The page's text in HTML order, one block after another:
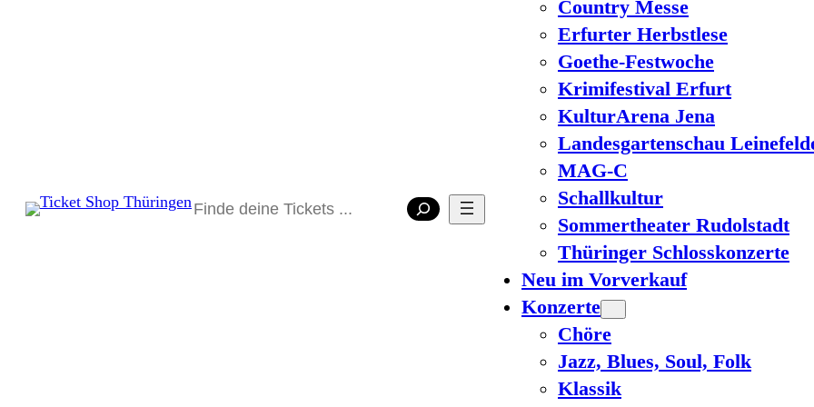
Suchen
Country Messe
Erfurter Herbstlese
Goethe-Festwoche
Krimifestival Erfurt
KulturArena Jena
Landesgartenschau
MAG-C
Schallkultur
Sommertheater Rudolstadt
Thüringer Schlosskonzerte
Neu im Vorverkauf
Konzerte
Chöre
Jazz, Blues, Soul, Folk
Klassik